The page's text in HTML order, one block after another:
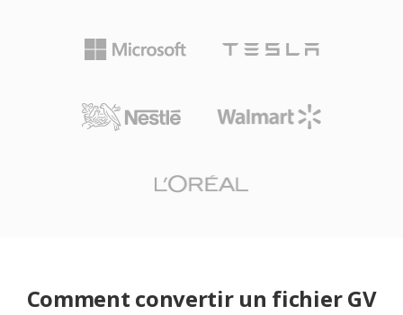
Comment convertir un fichier GV